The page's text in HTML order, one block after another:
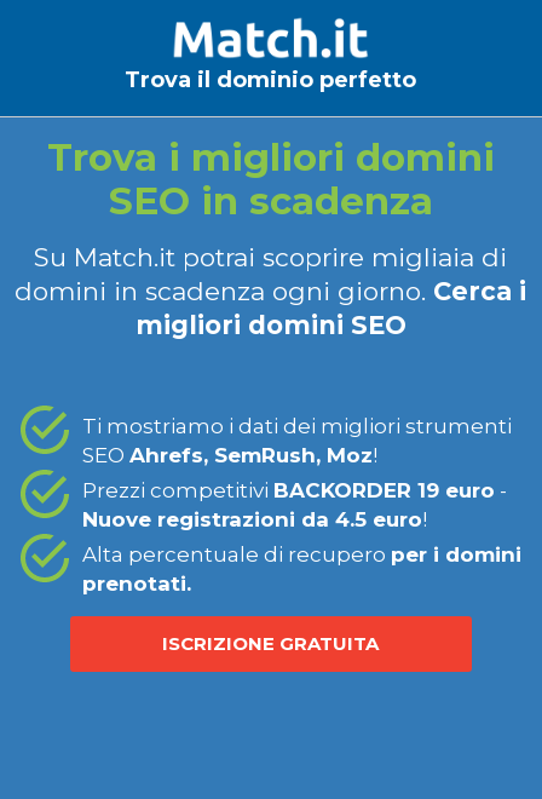
Trova il dominio perfetto
Trova i migliori domini
SEO in scadenza
Su Match.it potrai scoprire migliaia di
domini in scadenza ogni giorno. Cerca i
migliori domini SEO
Ti mostriamo i dati dei migliori strumenti
SEO Ahrefs, SemRush, Moz!
Prezzi competitivi BACKORDER 19 euro -
Nuove registrazioni da 4.5 euro!
Alta percentuale di recupero per i domini
prenotati.
ISCRIZIONE GRATUITA